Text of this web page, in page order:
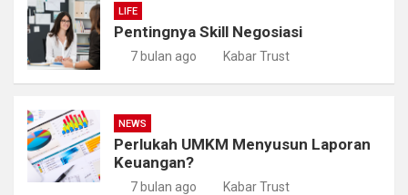
LIFE
Pentingnya Skill Negosiasi
7 bulan ago Kabar Trust
NEWS
Perlukah UMKM Menyusun Laporan
Keuangan?
7 bulan ago Kabar Trust